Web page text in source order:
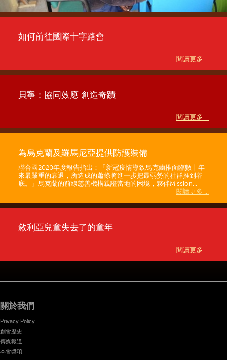
如何前往國際十字路會
閱讀更多 ...
貝寧：協同效應 創造奇蹟
閱讀更多 ...
為烏克蘭及羅馬尼亞提供防護裝備
聯合國2020年度報告指出：「新冠疫情導致烏克蘭推面臨數十年
來最嚴重的衰退，所造成的蕭條將進一步把最弱勢的社群推到谷
底。」烏克蘭的前線慈善機構親證當地的困境，夥伴Mission...
閱讀更多 ...
敘利亞兒童失去了的童年
閱讀更多 ...
關於我們
Privacy Policy
創會歷史
傳媒報道
本會獎項